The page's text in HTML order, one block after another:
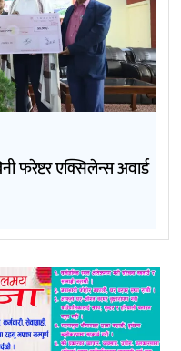
फरेष्टर एक्सिलेन्स अवार्ड